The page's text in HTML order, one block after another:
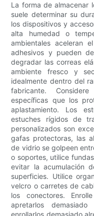
La forma de almacenar
suele determinar su
los dispositivos y
alta humedad o
ambientales aceleran
adhesivos y pueden
degradar las correas
ambiente fresco y
idealmente dentro del
fabricante.
específicas que los
aplastamiento. Los
estuches rígidos de
personalizados son
gafas protectoras, las
de vidrio se golpeen
o soportes, utilice
evitar la acumulación
superficies. Utilice
velcro o carretes de
los conectores.
apretarlos